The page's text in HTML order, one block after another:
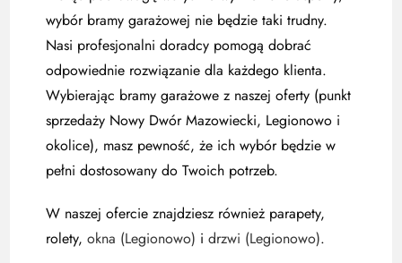
wybór bramy garażowej nie będzie taki trudny.
Nasi profesjonalni doradcy pomogą dobrać
odpowiednie rozwiązanie dla każdego klienta.
Wybierając bramy garażowe z naszej oferty (punkt
sprzedaży Nowy Dwór Mazowiecki, Legionowo i
okolice), masz pewność, że ich wybór będzie w
pełni dostosowany do Twoich potrzeb.
W naszej ofercie znajdziesz również parapety,
rolety,okna (Legionowo) idrzwi (Legionowo).